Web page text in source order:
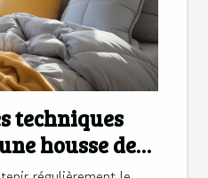
techniques
housse de
?